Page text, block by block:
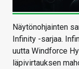
Näytönohjainten
Infinity -sarjaa.
uutta Windforce
läpivirtauksen